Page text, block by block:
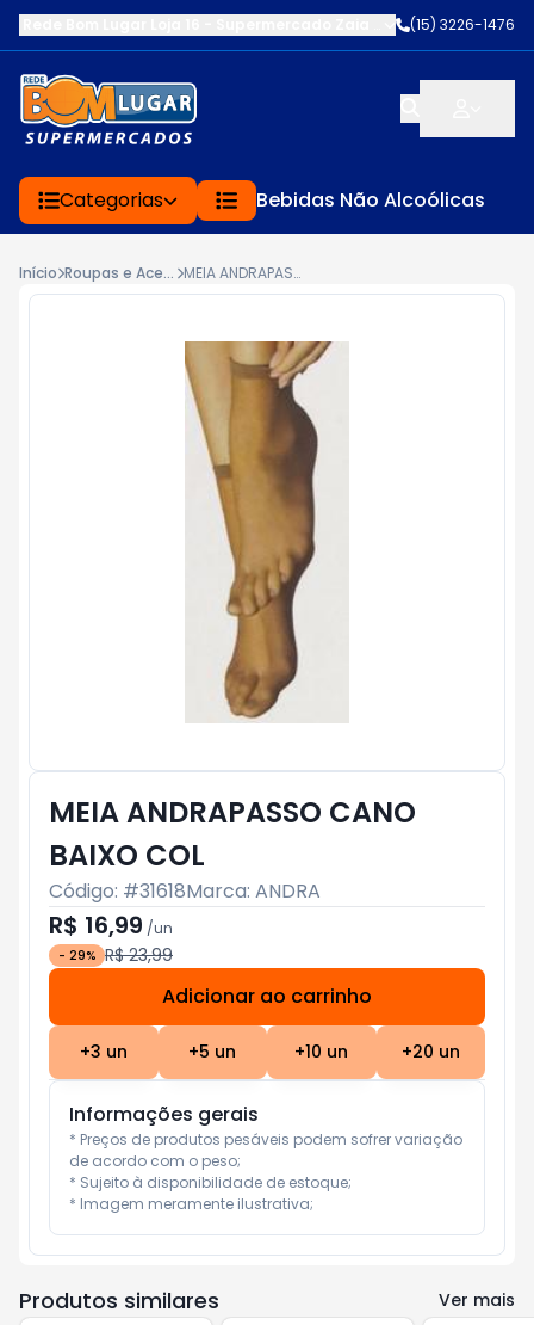
AV. EDWARD FRU
(15) 3226-1476
Categorias Bebidas Não Alcoólicas
Início Roupas e Acessórios MEIA ANDRAPASSO CANO BAIXO COL
MEIA ANDRAPASSO CANO
BAIXO COL
Código: #31618Marca: ANDRA
R$ 16,99 /un
- 29% R$ 23,99
Adicionar ao carrinho
+3 un +5 un +10 un +20 un
Informações gerais
* Preços de produtos pesáveis podem sofrer variação
de acordo com o peso;
* Sujeito à disponibilidade de estoque;
* Imagem meramente ilustrativa;
Produtos similares Ver mais